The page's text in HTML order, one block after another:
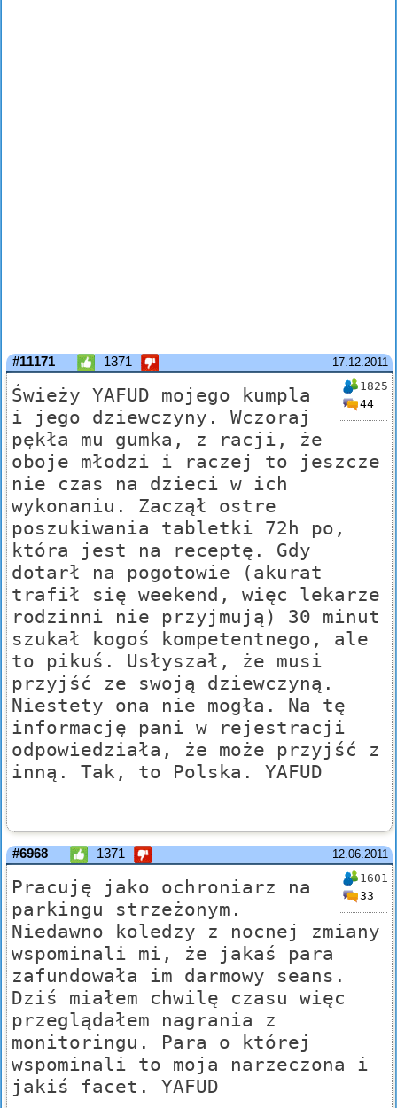
17.12.2011
#11171 1371
1825
44
Świeży YAFUD mojego kumpla
i jego dziewczyny. Wczoraj
pękła mu gumka, z racji, że
oboje młodzi i raczej to jeszcze
nie czas na dzieci w ich
wykonaniu. Zaczął ostre
poszukiwania tabletki 72h po,
która jest na receptę. Gdy
dotarł na pogotowie (akurat
trafił się weekend, więc lekarze
rodzinni nie przyjmują) 30 minut
szukał kogoś kompetentnego, ale
to pikuś. Usłyszał, że musi
przyjść ze swoją dziewczyną.
Niestety ona nie mogła. Na tę
informację pani w rejestracji
odpowiedziała, że może przyjść z
inną. Tak, to Polska. YAFUD
12.06.2011
#6968 1371
1601
33
Pracuję jako ochroniarz na
parkingu strzeżonym.
Niedawno koledzy z nocnej zmiany
wspominali mi, że jakaś para
zafundowała im darmowy seans.
Dziś miałem chwilę czasu więc
przeglądałem nagrania z
monitoringu. Para o której
wspominali to moja narzeczona i
jakiś facet. YAFUD